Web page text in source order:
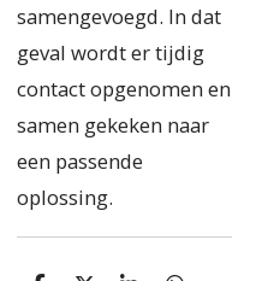
samengevoegd. In dat
geval wordt er tijdig
contact opgenomen en
samen gekeken naar
een passende
oplossing.